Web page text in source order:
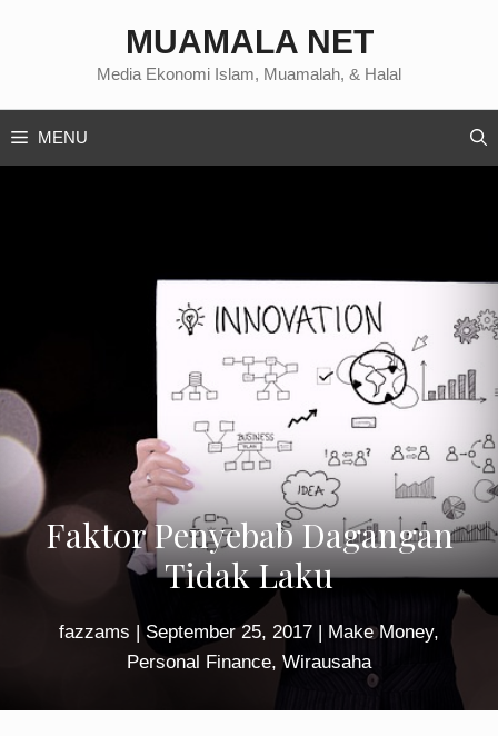
MUAMALA NET
Media Ekonomi Islam, Muamalah, & Halal
MENU
Faktor Penyebab Dagangan
Tidak Laku
fazzams | September 25, 2017 | Make Money,
Personal Finance, Wirausaha